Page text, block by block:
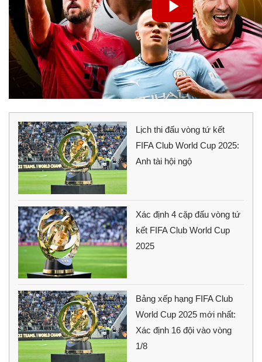
Lịch thi đấu vòng tứ kết
FIFA Club World Cup 2025:
Anh tài hội ngộ
Xác định 4 cặp đấu vòng tứ
kết FIFA Club World Cup
2025
Bảng xếp hạng FIFA Club
World Cup 2025 mới nhất:
Xác định 16 đội vào vòng
1/8